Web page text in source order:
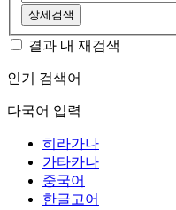
상세검색
결과 내 재검색
인기 검색어
다국어 입력
히라가나
가타카나
중국어
한글고어